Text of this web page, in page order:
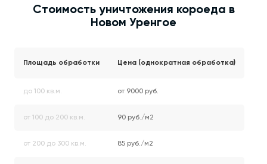
Стоимость уничтожения короеда в
Новом Уренгое
Площадь обработки Цена (однократная обработка)
до 100 кв.м. от 9000 руб.
от 100 до 200 кв.м. 90 руб./м2
от 200 до 300 кв.м. 85 руб./м2